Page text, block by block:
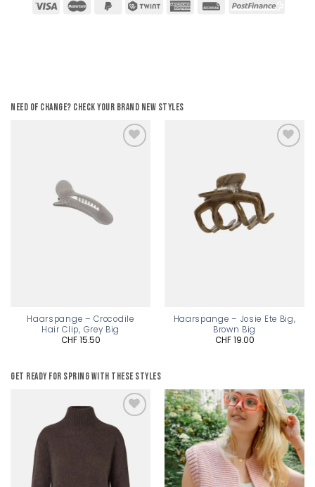
Need of change? Check your brand new styles
Haarspange – Crocodile
Hair Clip, Grey Big
CHF15.50
Haarspange – Josie Ete Big,
Brown Big
CHF19.00
Get ready for spring with these styles
Add to
wishlist
Add to
wishlist